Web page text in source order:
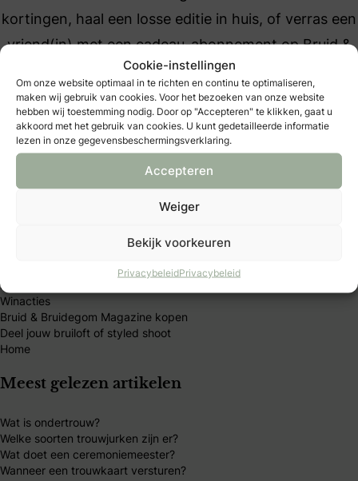
Cookie-instellingen
Om onze website optimaal in te richten en continu te optimaliseren,
maken wij gebruik van cookies. Voor het bezoeken van onze website
hebben wij toestemming nodig. Door op "Accepteren" te klikken, gaat u
akkoord met het gebruik van cookies. U kunt gedetailleerde informatie
lezen in onze gegevensbeschermingsverklaring.
Accepteren
Weiger
Bekijk voorkeuren
PrivacybeleidPrivacybeleid
kortingen, haal een losse editie in huis, of verras een
vriend(in) met een cadeau-abonnement op Bruid &
Bruidegom Magazine. Start vandaag nog met het
plannen van jouw onvergetelijke trouwdag.
Makkelijk betalen met een van
onze vele betaalopties
Bruidsbeurzen
Winacties
Bruid & Bruidegom Magazine kopen
Deel jouw bruiloft of styled shoot
Home
Meest gelezen artikelen
Wat is ondertrouw?
Welke soorten trouwjurken zijn er?
Wat doet een ceremoniemeester?
Wanneer een trouwkaart versturen?